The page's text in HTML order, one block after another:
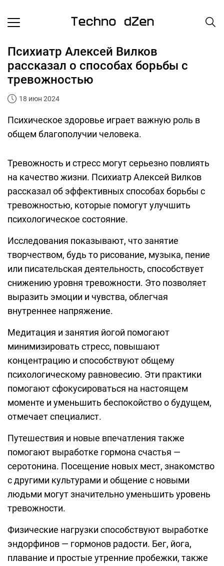
Психиатр Алексей Вилков
рассказал о способах борьбы с
тревожностью
18 июн 2024
Психическое здоровье играет важную роль в
общем благополучии человека.
Тревожность и стресс могут серьезно повлиять
на качество жизни. Психиатр Алексей Вилков
рассказал об эффективных способах борьбы с
тревожностью, которые помогут улучшить
психологическое состояние.
Исследования показывают, что занятие
творчеством, будь то рисование, музыка, пение
или писательская деятельность, способствует
снижению уровня тревожности. Это позволяет
выразить эмоции и чувства, облегчая
внутреннее напряжение.
Медитация и занятия йогой помогают
минимизировать стресс, повышают
концентрацию и способствуют общему
психологическому равновесию. Эти практики
помогают сфокусироваться на настоящем
моменте и уменьшить беспокойство о будущем,
отмечает специалист.
Путешествия и новые впечатления также
помогают выработке гормона счастья —
серотонина. Посещение новых мест, знакомство
с другими культурами и общение с новыми
людьми могут значительно уменьшить уровень
тревожности.
Физические нагрузки способствуют выработке
эндорфинов — гормонов радости. Бег, йога,
плавание и простые утренние пробежки, также